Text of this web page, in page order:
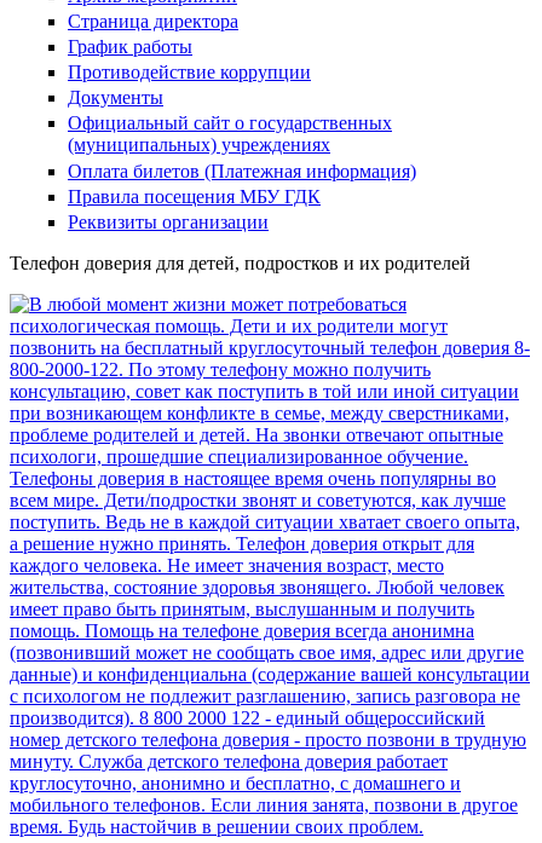
Страница директора
График работы
Противодействие коррупции
Документы
Официальный сайт о государственных
(муниципальных) учреждениях
Оплата билетов (Платежная информация)
Правила посещения МБУ ГДК
Реквизиты организации
Телефон доверия для детей, подростков и их родителей